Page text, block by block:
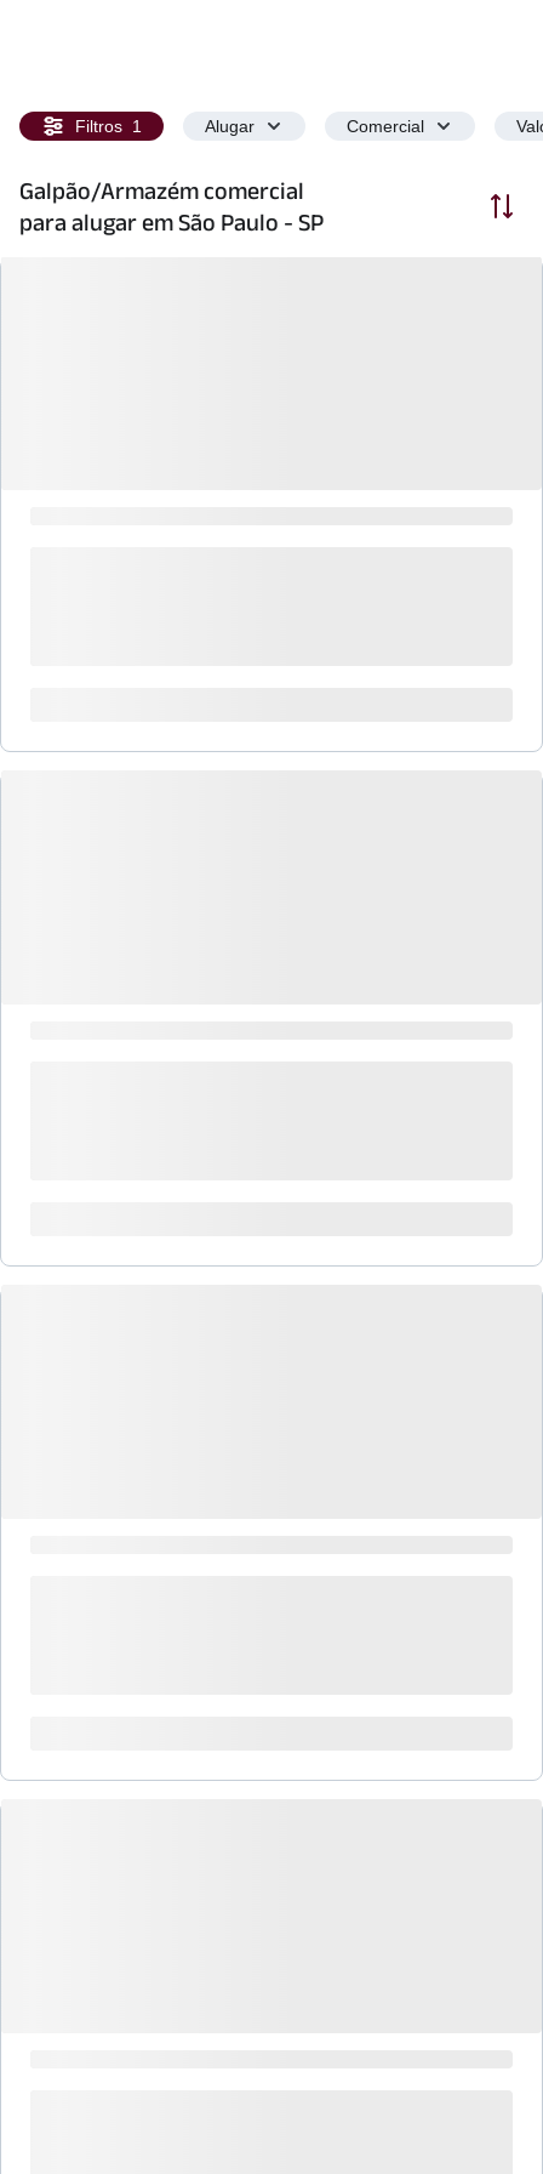
Filtros 1 Alugar Comercial
Galpão/Armazém comercial
para alugar em São Paulo - SP
Ordenar